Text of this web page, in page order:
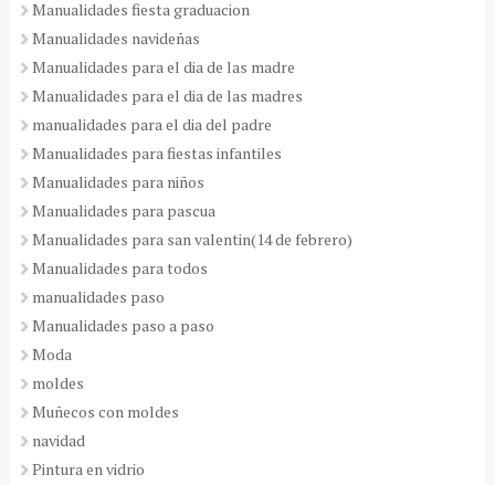
Manualidades fiesta graduacion
Manualidades navideñas
Manualidades para el dia de las madre
Manualidades para el dia de las madres
manualidades para el dia del padre
Manualidades para fiestas infantiles
Manualidades para niños
Manualidades para pascua
Manualidades para san valentin(14 de febrero)
Manualidades para todos
manualidades paso
Manualidades paso a paso
Moda
moldes
Muñecos con moldes
navidad
Pintura en vidrio